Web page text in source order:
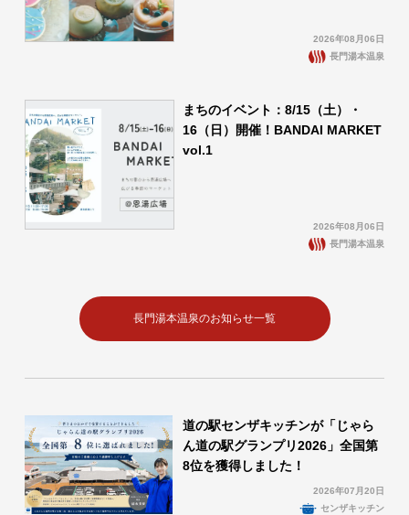
2026年08月06日
長門湯本温泉
まちのイベント：8/15（土）・
16（日）開催！BANDAI MARKET
vol.1
2026年08月06日
長門湯本温泉
長門湯本温泉のお知らせ一覧
道の駅センザキッチンが「じゃら
ん道の駅グランプリ2026」全国第
8位を獲得しました！
2026年07月20日
センザキッチン